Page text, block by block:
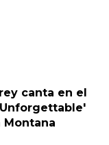
canta en el
Montana